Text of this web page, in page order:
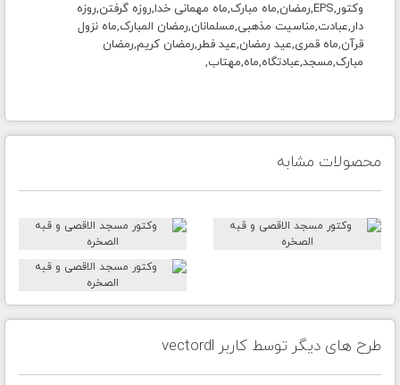
وکتور,EPS,رمضان,ماه مبارک,ماه مهمانی خدا,روزه گرفتن,روزه
دار,عبادت,مناسیت مذهبی,مسلمانان,رمضان المبارک,ماه نزول
قرآن,ماه قمری,عید رمضان,عید فطر,رمضان کریم,رمضان
مبارک,مسجد,عبادتگاه,ماه,مهتاب,
محصولات مشابه
طرح های دیگر توسط کاربر vectordl